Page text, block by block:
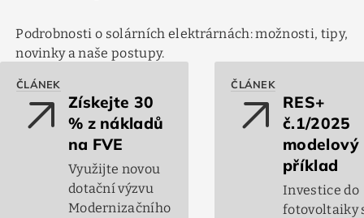
Podrobnosti o solárních elektrárnách: možnosti, tipy,
novinky a naše postupy.
ČLÁNEK
arrow_outward
Získejte 30
% z nákladů
na FVE
Využijte novou
dotační výzvu
Modernizačního
ČLÁNEK
arrow_outwardRES+
č.1/2025
modelový
příklad
Investice do
fotovoltaiky